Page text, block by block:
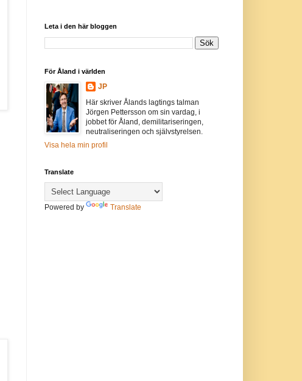
Leta i den här bloggen
För Åland i världen
JP
Här skriver Ålands lagtings talman
Jörgen Pettersson om sin vardag, i
jobbet för Åland, demilitariseringen,
neutraliseringen och självstyrelsen.
Visa hela min profil
Translate
Powered by Translate